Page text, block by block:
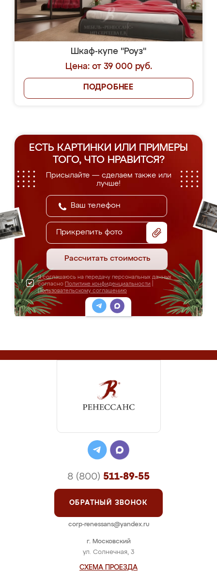
Шкаф-купе "Роуз"
Цена: от 39 000 руб.
ПОДРОБНЕЕ
ЕСТЬ КАРТИНКИ ИЛИ ПРИМЕРЫ
ТОГО, ЧТО НРАВИТСЯ?
Присылайте — сделаем также или
лучше!
Прикрепить фото
Рассчитать стоимость
Я соглашаюсь на передачу персональных данных
согласно Политике конфиденциальности
Пользовательскому соглашению
г. Московский
ул. Солнечная, 3
СХЕМА ПРОЕЗДА
8 (800) 511-89-55
ОБРАТНЫЙ ЗВОНОК
corp-renessans@yandex.ru